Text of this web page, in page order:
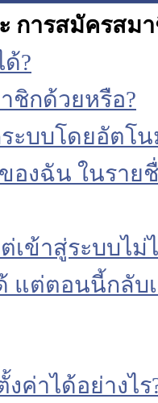
การสมัครสม
?
ชิกด้วยหรือ?
ะบบโดยอัตโ
งฉัน ในราย
เข้าสู่ระบบไม่
แต่ตอนนี้กลับ
ค่าได้อย่างไร